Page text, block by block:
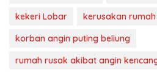
kekeri Lobar
kerusakan
korban angin puting beliung
rumah rusak akibat angin